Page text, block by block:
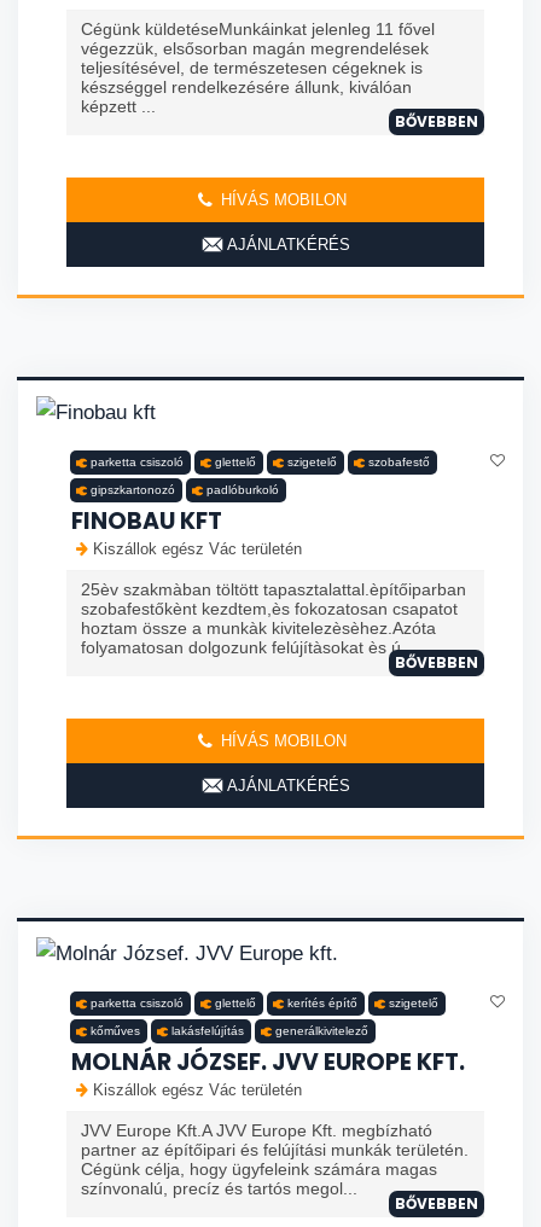
Cégünk küldetéseMunkáinkat jelenleg 11 fővel
végezzük, elsősorban magán megrendelések
teljesítésével, de természetesen cégeknek is
készséggel rendelkezésére állunk, kiválóan
képzett ...
BŐVEBBEN
HÍVÁS MOBILON
AJÁNLATKÉRÉS
parketta csiszoló glettelő szigetelő szobafestő
gipszkartonozó padlóburkoló
FINOBAU KFT
Kiszállok egész Vác területén
25èv szakmàban töltött tapasztalattal.èpítőiparban
szobafestőkènt kezdtem,ès fokozatosan csapatot
hoztam össze a munkàk kivitelezèsèhez.Azóta
folyamatosan dolgozunk felújítàsokat ès ú
BŐVEBBEN
HÍVÁS MOBILON
AJÁNLATKÉRÉS
parketta csiszoló glettelő kerítés építő szigetelő
kőműves lakásfelújítás generálkivitelező
MOLNÁR JÓZSEF. JVV EUROPE KFT.
Kiszállok egész Vác területén
JVV Europe Kft.A JVV Europe Kft. megbízható
partner az építőipari és felújítási munkák területén.
Cégünk célja, hogy ügyfeleink számára magas
színvonalú, precíz és tartós megol...
BŐVEBBEN